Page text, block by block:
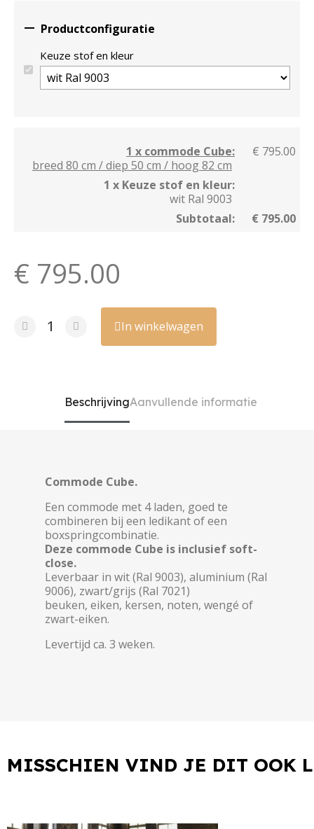
 Productconfiguratie
Keuze stof en kleur
1 x commode Cube:
breed 80 cm / diep 50 cm / hoog 82 cm
€ 795.00
1 x Keuze stof en kleur:
wit Ral 9003
Subtotaal:
€ 795.00
€ 795.00
In winkelwagen
BeschrijvingAanvullende informatie
Commode Cube.
Een commode met 4 laden, goed te
combineren bij een ledikant of een
boxspringcombinatie.
Deze commode Cube is inclusief soft-
close.
Leverbaar in wit (Ral 9003), aluminium (Ral
9006), zwart/grijs (Ral 7021)
beuken, eiken, kersen, noten, wengé of
zwart-eiken.
Levertijd ca. 3 weken.
MISSCHIEN VIND JE DIT OOK